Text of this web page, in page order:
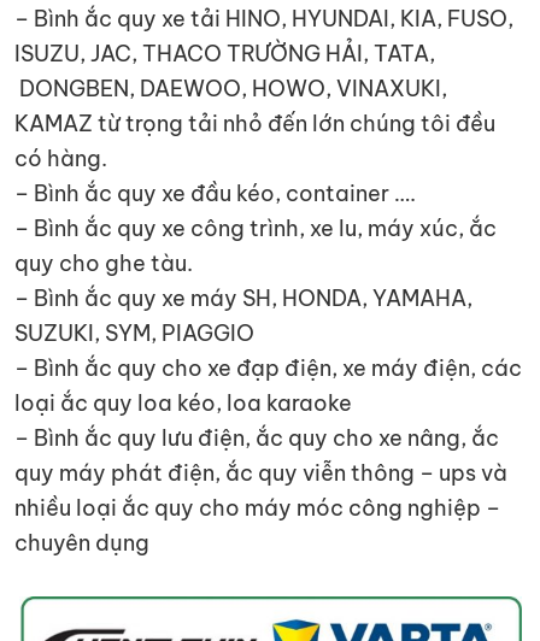
– Bình ắc quy xe tải HINO, HYUNDAI, KIA, FUSO,
ISUZU, JAC, THACO TRƯỜNG HẢI, TATA,
DONGBEN, DAEWOO, HOWO, VINAXUKI,
KAMAZ từ trọng tải nhỏ đến lớn chúng tôi đều
có hàng.
– Bình ắc quy xe đầu kéo, container ….
– Bình ắc quy xe công trình, xe lu, máy xúc, ắc
quy cho ghe tàu.
– Bình ắc quy xe máy SH, HONDA, YAMAHA,
SUZUKI, SYM, PIAGGIO
– Bình ắc quy cho xe đạp điện, xe máy điện, các
loại ắc quy loa kéo, loa karaoke
– Bình ắc quy lưu điện, ắc quy cho xe nâng, ắc
quy máy phát điện, ắc quy viễn thông – ups và
nhiều loại ắc quy cho máy móc công nghiệp –
chuyên dụng